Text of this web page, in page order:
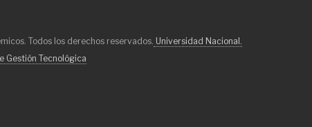
Todos los derechos reservados. Universidad Nacional.
Gestión Tecnológica